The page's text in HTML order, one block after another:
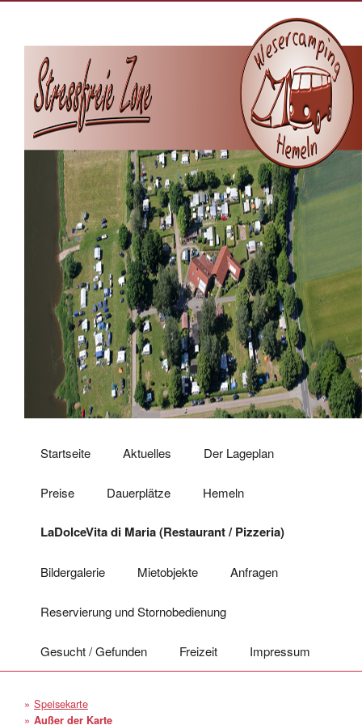
Startseite Aktuelles Der Lageplan
Preise Dauerplätze Hemeln
LaDolceVita di Maria (Restaurant / Pizzeria)
Bildergalerie Mietobjekte Anfragen
Reservierung und Stornobedienung
Gesucht / Gefunden Freizeit Impressum
Speisekarte
Außer der Karte